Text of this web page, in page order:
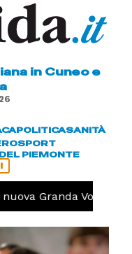
in Cuneo e
POLITICASANITÀ
SPORT
PIEMONTE
Granda Volley